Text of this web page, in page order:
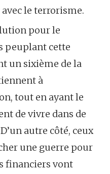
le terrorisme.
pour le
peuplant cette
un sixième de la
à
tout en ayant le
de vivre dans de
autre côté, ceux
une guerre pour
financiers vont